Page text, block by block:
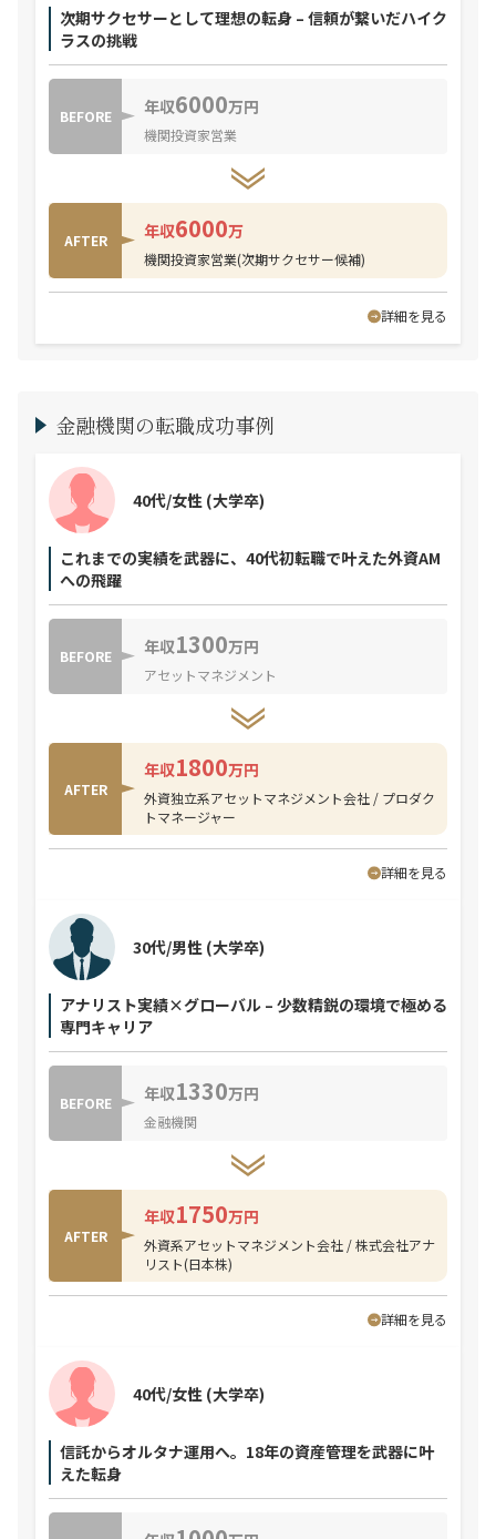
次期サクセサーとして理想の転身 – 信頼が繋いだハイク
ラスの挑戦
BEFORE 年収6000万円
機関投資家営業
AFTER 年収6000万
機関投資家営業(次期サクセサー候補)
詳細を見る
金融機関の転職成功事例
これまでの実績を武器に、40代初転職で叶えた外資AM
への飛躍
40代/女性 (大学卒)
BEFORE 年収1300万円
アセットマネジメント
AFTER
年収1800万円
外資独立系アセットマネジメント会社 / プロダク
トマネージャー
詳細を見る
アナリスト実績×グローバル – 少数精鋭の環境で極める
専門キャリア
30代/男性 (大学卒)
BEFORE 年収1330万円
金融機関
AFTER
年収1750万円
外資系アセットマネジメント会社 / 株式会社アナ
リスト(日本株)
詳細を見る
信託からオルタナ運用へ。18年の資産管理を武器に叶
えた転身
40代/女性 (大学卒)